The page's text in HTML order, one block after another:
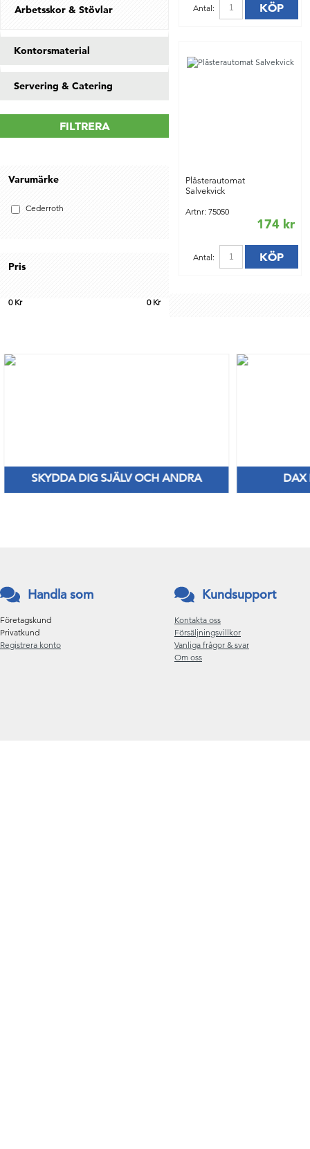
Arbetsskor & Stövlar
Kontorsmaterial
Servering & Catering
FILTRERA
Varumärke
Cederroth
Pris
0Kr 0Kr
Antal: KÖP
Plåsterautomat
Salvekvick
Artnr: 75050
174 kr
Antal: KÖP
SKYDDA DIG SJÄLV OCH ANDRA
Nya Priser på nitril & vinylhanskar
DAX
Håll
Handla som
Företagskund
Privatkund
Registrera konto
Kundsupport
Kontakta oss
Försäljningsvillkor
Vanliga frågor & svar
Om oss